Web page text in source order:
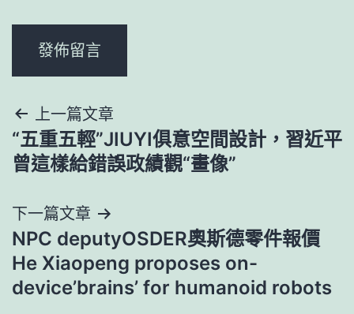
文
章
覽
上一篇文章
“五重五輕”JIUYI俱意空間設計，習近平
曾這樣給錯誤政績觀“畫像”
下一篇文章
NPC deputyOSDER奧斯德零件報價
He Xiaopeng proposes on-
device’brains’ for humanoid robots